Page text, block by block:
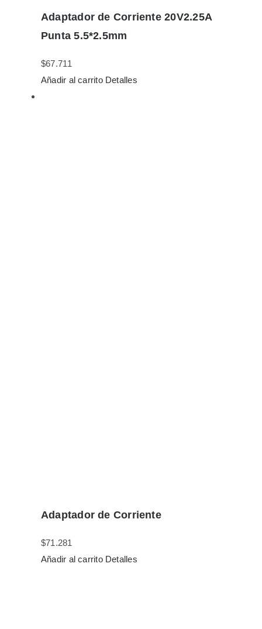
Adaptador de Corriente 20V2.25A
Punta 5.5*2.5mm
$67.711
Añadir al carrito Detalles
Adaptador de Corriente
$71.281
Añadir al carrito Detalles